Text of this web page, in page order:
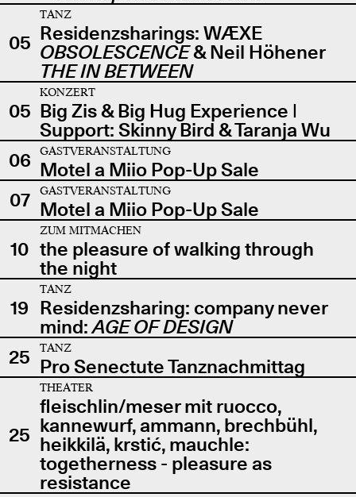
05
TANZ
Residenzsharings: WÆXE
OBSOLESCENCE& Neil Höhener
THE IN BETWEEN
05
KONZERT
Big Zis & Big Hug Experience |
Support: Skinny Bird & Taranja Wu
06
GASTVERANSTALTUNG
Motel a Miio Pop-Up Sale
07
GASTVERANSTALTUNG
Motel a Miio Pop-Up Sale
10
ZUM MITMACHEN
the pleasure of walking through
the night
19
TANZ
Residenzsharing: company never
mind:AGE OF DESIGN
25
TANZ
Pro Senectute Tanznachmittag
25
THEATER
fleischlin/meser mit ruocco,
kannewurf, ammann, brechbühl,
heikkilä, krstić, mauchle:
togetherness - pleasure as
resistance